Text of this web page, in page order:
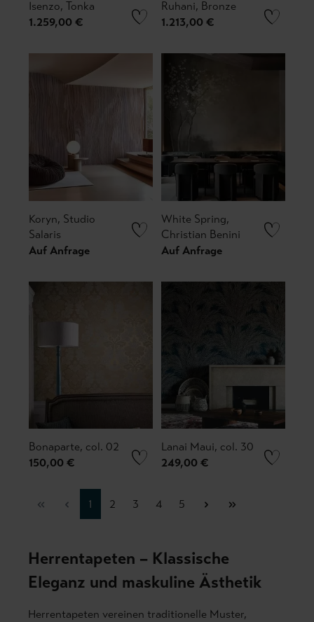
Isenzo, Tonka
1.259,00 €
Ruhani, Bronze
1.213,00 €
Koryn, Studio
Salaris
Auf Anfrage
White Spring,
Christian Benini
Auf Anfrage
Bonaparte, col. 02
150,00 €
Lanai Maui, col. 30
249,00 €
Seite
1 Seite
2 Seite
3 Seite
4 Seite
5
Herrentapeten – Klassische
Eleganz und maskuline Ästhetik
Herrentapeten vereinen traditionelle Muster,